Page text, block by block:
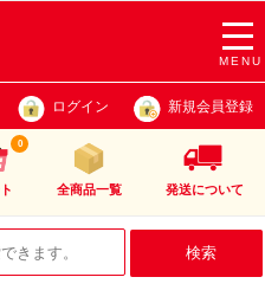
MENU
ログイン 新規会員登録
0
全商品一覧 発送について